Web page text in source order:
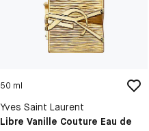
50 ml
Yves Saint Laurent
Libre Vanille Couture Eau de